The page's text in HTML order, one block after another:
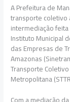
A Prefeitura de
transporte coletivo
intermediação
Instituto Municipal
das Empresas de
Amazonas
Transporte
Metropolitana